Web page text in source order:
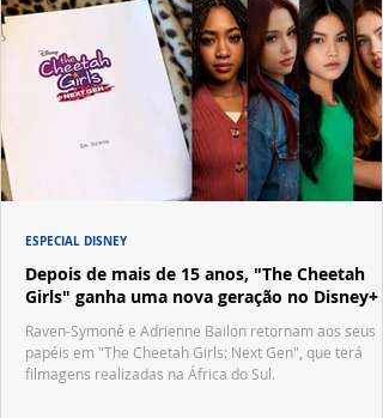
Depois de mais de 15 anos, "The Cheetah
Girls" ganha uma nova geração no Disney+
Raven-Symoné e Adrienne Bailon retornam aos seus
papéis em "The Cheetah Girls: Next Gen", que terá
filmagens realizadas na África do Sul.
ESPECIAL DISNEY